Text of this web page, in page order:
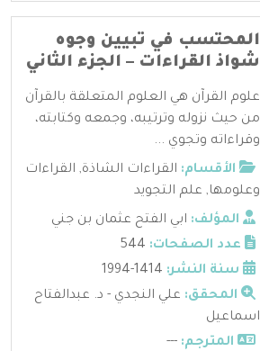
المحتسب في تبيين وجوه
شواذ القراءات – الجزء الثاني
علوم القرآن هي العلوم المتعلقة بالقرآن
من حيث نزوله وترتيبه، وجمعه وكتابته،
وقراءاته وتجوي ...
الأقسام: القراءات الشاذة, القراءات
وعلومها, علم التجويد
المؤلف: ابي الفتح عثمان بن جني
عدد الصفحات:
سنة النشر:
المحقق: علي النجدي - د. عبدالفتاح
اسماعيل
المترجم: ---